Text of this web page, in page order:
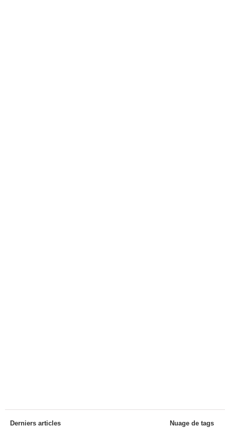
Derniers articles Nuage de tags